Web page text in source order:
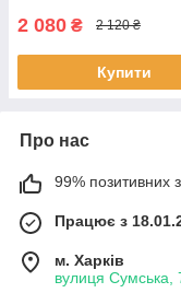
2 080 ₴ 2 120 ₴
Купити
Про нас
99% позитивних з
Працює з
м. Харків
вулиця Сумська,